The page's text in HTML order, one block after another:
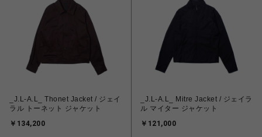
_J.L-A.L_ Thonet Jacket / ジェイ
ラル トーネット ジャケット
￥134,200
_J.L-A.L_ Mitre Jacket / ジェイラ
ル マイター ジャケット
￥121,000